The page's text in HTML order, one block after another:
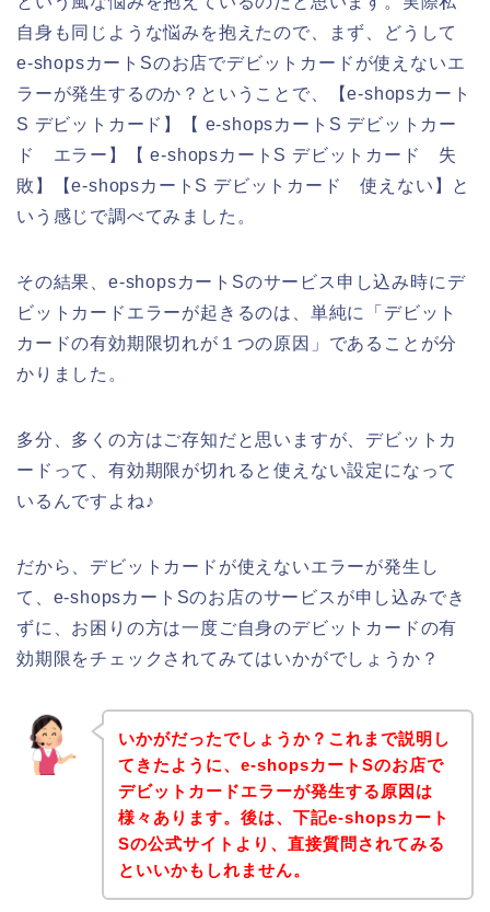
自身も同じような悩みを抱えたので、まず、どうして
e-shopsカートSのお店でデビットカードが使えないエ
ラーが発生するのか？ということで、【e-shopsカート
S デビットカード】【 e-shopsカートS デビットカー
ド エラー】【 e-shopsカートS デビットカード 失
敗】【e-shopsカートS デビットカード 使えない】と
いう感じで調べてみました。
その結果、e-shopsカートSのサービス申し込み時にデ
ビットカードエラーが起きるのは、単純に「デビット
カードの有効期限切れが１つの原因」であることが分
かりました。
多分、多くの方はご存知だと思いますが、デビットカ
ードって、有効期限が切れると使えない設定になって
いるんですよね♪
だから、デビットカードが使えないエラーが発生し
て、e-shopsカートSのお店のサービスが申し込みでき
ずに、お困りの方は一度ご自身のデビットカードの有
効期限をチェックされてみてはいかがでしょうか？
いかがだったでしょうか？これまで説明し
てきたように、e-shopsカートSのお店で
デビットカードエラーが発生する原因は
様々あります。後は、下記e-shopsカート
Sの公式サイトより、直接質問されてみる
といいかもしれません。